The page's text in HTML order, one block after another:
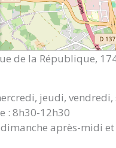
:
de la République,
jeudi,
: 8h30-12h30
dimanche après-midi